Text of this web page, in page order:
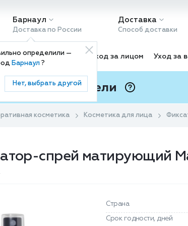
Барнаул
Доставка по России
определили —
Барнаул?
Нет, выбрать другой
Доставка
Способ доставки
косметика Уход за лицом Уход за
ваши с Подели
косметика Косметика для лица
спрей матирующий
Страна
Срок годности, дней